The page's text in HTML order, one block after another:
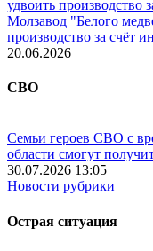
Молзавод "Белого
производство за счёт
20.06.2026
СВО
Семьи героев СВО с
области смогут
30.07.2026 13:05
Новости рубрики
Острая ситуация